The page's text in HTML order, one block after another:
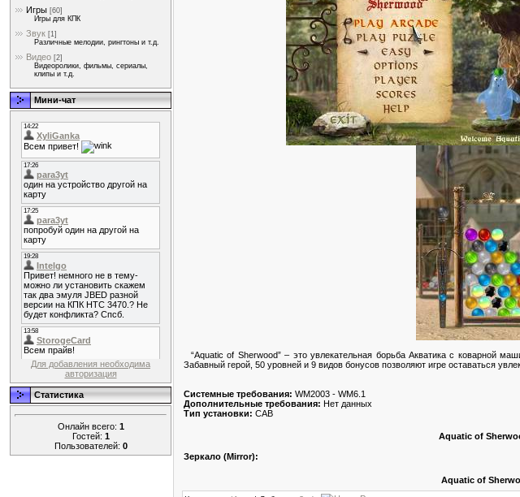
Игры [60]
Игры для КПК
Звук [1]
Различные мелодии, рингтоны и т.д.
Видео [2]
Видеоролики, фильмы, сериалы,
клипы и т.д.
Мини-чат
Для добавления необходима
авторизация
Статистика
Онлайн всего: 1
Гостей: 1
Пользователей: 0
“Aquatic of Sherwood” – это увлекательная борьба Акватика с коварной
Забавный герой, 50 уровней и 9 видов бонусов позволяют игре оставаться
Системные требования: WM2003 - WM6.1
Дополнительные требования: Нет данных
Тип установки: CAB
Aquatic of
Зеркало (Mirror):
Aquatic of